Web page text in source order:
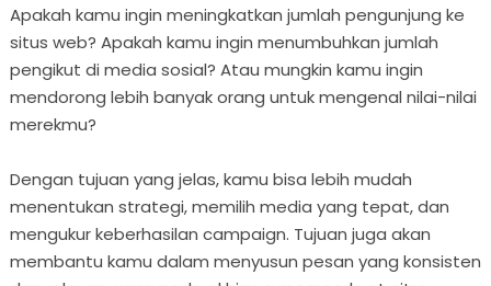
Apakah kamu ingin meningkatkan jumlah pengunjung ke
situs web? Apakah kamu ingin menumbuhkan jumlah
pengikut di media sosial? Atau mungkin kamu ingin
mendorong lebih banyak orang untuk mengenal nilai-nilai
merekmu?
Dengan tujuan yang jelas, kamu bisa lebih mudah
menentukan strategi, memilih media yang tepat, dan
mengukur keberhasilan campaign. Tujuan juga akan
membantu kamu dalam menyusun pesan yang konsisten